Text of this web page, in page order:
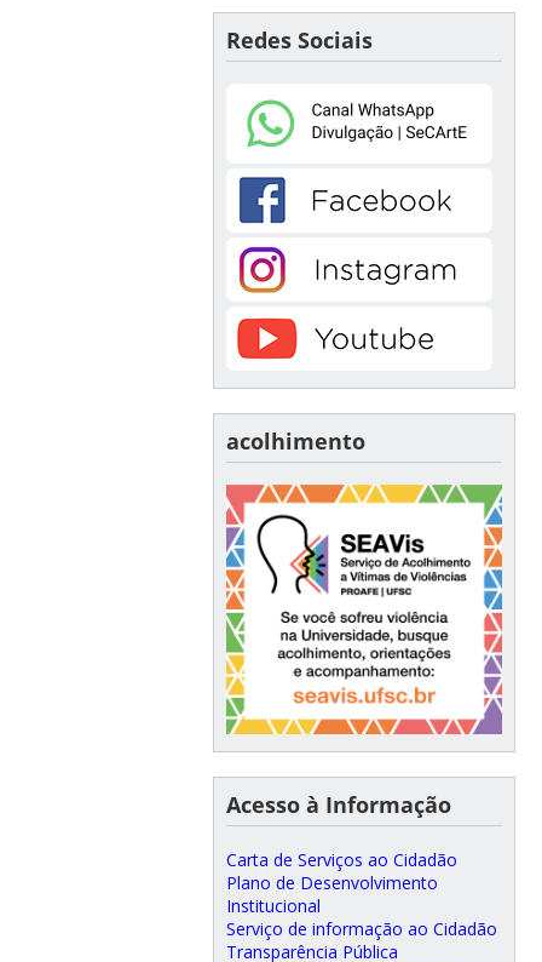
Redes Sociais
acolhimento
Acesso à Informação
Carta de Serviços ao Cidadão
Plano de Desenvolvimento
Institucional
Serviço de informação ao Cidadão
Transparência Pública